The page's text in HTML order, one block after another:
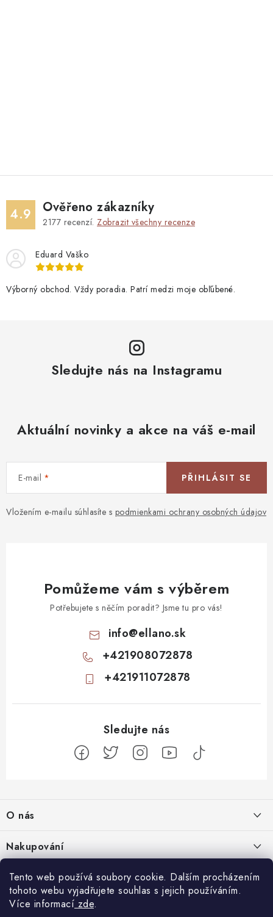
Tento web používá soubory cookie. Dalším procházením
tohoto webu vyjadřujete souhlas s jejich používáním.
Více informací zde.
4.9 Ověřeno zákazníky
2177 recenzí. Zobrazit všechny recenze
Eduard Vaško
Výborný obchod. Vždy poradia. Patrí medzi moje obľúbené.
Sledujte nás na Instagramu
Aktuální novinky a akce na váš e-mail
E-mail
Vložením e-mailu súhlasíte s podmienkami ochrany osobných údajov
PŘIHLÁSIT SE
Pomůžeme vám s výběrem
Potřebujete s něčím poradit? Jsme tu pro vás!
info@ellano.sk
+421908072878
+421911072878
p
a
t
O nás
Profil firmy
Produktové stránky
Nejčastejší otázky
Nakupování
Odstoupit od smlouvy
Obchodní podmínky
Blog
Nenápadný začátek, totální mindfuck na konci: 11 filmů, které vás
Facebook